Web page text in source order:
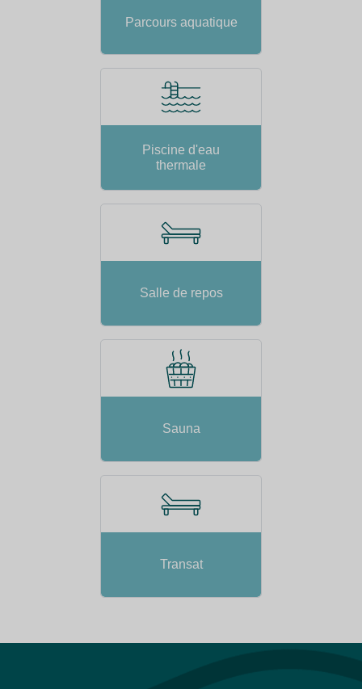
Parcours aquatique
Piscine d'eau
thermale
Salle de repos
Sauna
Transat